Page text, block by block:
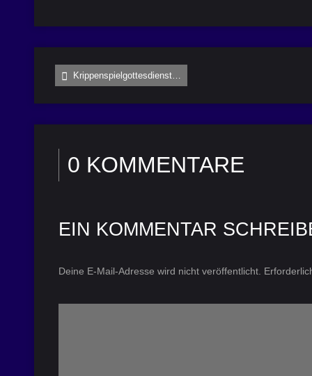
Krippenspielgottesdienst…
0 KOMMENTARE
EIN KOMMENTAR
Deine E-Mail-Adresse wird nicht veröffentlicht.